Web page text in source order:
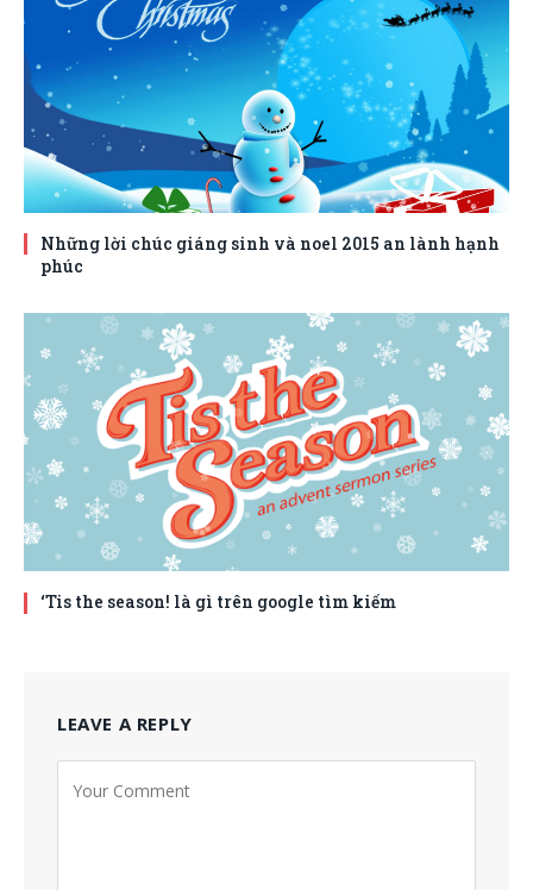
Những lời chúc giáng sinh và noel 2015 an lành hạnh
phúc
‘Tis the season! là gì trên google tìm kiếm
LEAVE A REPLY